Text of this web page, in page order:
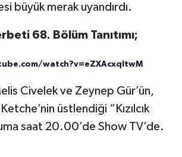
büyük merak uyandırdı.
68. Bölüm Tanıtımı;
watch?v=eZXAcxqItwM
Civelek ve Zeynep Gür’ün,
üstlendiği “Kızılcık
saat 20.00’de Show TV’de.